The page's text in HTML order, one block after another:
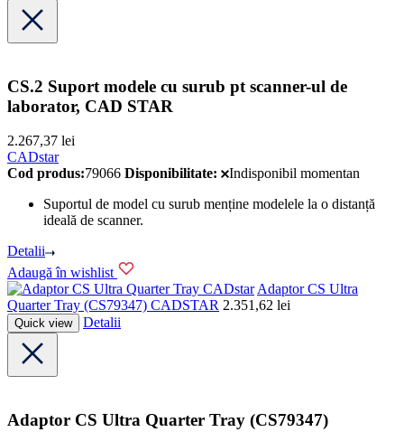
CS.2 Suport modele cu surub pt scanner-ul de
laborator, CAD STAR
2.267,37 lei
CADstar
Cod produs:79066 Disponibilitate:
Indisponibil momentan
Suportul de model cu surub menține modelele la o distanță
ideală de scanner.
Detalii
Adaugă în wishlist
CADstar Adaptor CS Ultra
Quarter Tray (CS79347) CADSTAR 2.351,62 lei
Quick view Detalii
Adaptor CS Ultra Quarter Tray (CS79347)